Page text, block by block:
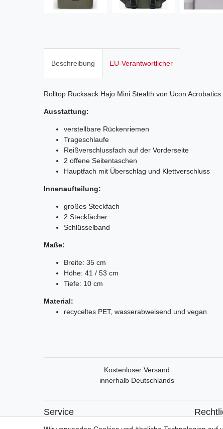
Beschreibung EU-Verantwortlicher
Rolltop Rucksack Hajo Mini Stealth von Ucon
Ausstattung:
verstellbare Rückenriemen
Trageschlaufe
Reißverschlussfach auf der Vorderseite
2 offene Seitentaschen
Hauptfach mit Überschlag und Klettverschluss
Innenaufteilung:
großes Steckfach
2 Steckfächer
Schlüsselband
Maße:
Breite: 35 cm
Höhe: 41 / 53 cm
Tiefe: 10 cm
Material:
recyceltes PET, wasserabweisend und vegan
Kostenloser Versand
innerhalb Deutschlands
Service
Mein Konto